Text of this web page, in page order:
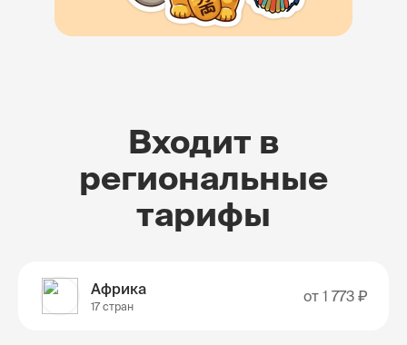
Входит в
региональные
тарифы
Африка
17 стран
от 1 773 ₽